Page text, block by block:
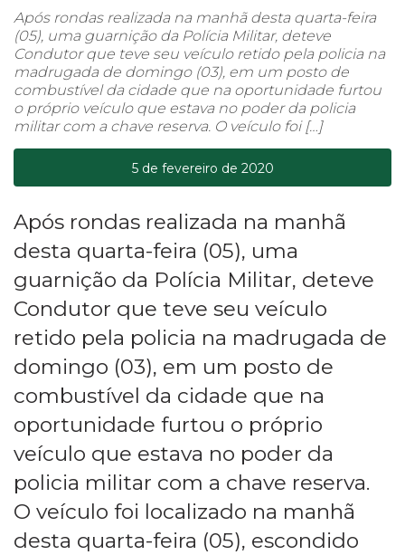
Após rondas realizada na manhã desta quarta-feira
(05), uma guarnição da Polícia Militar, deteve
Condutor que teve seu veículo retido pela policia na
madrugada de domingo (03), em um posto de
combustível da cidade que na oportunidade furtou
o próprio veículo que estava no poder da policia
militar com a chave reserva. O veículo foi […]
5 de fevereiro de 2020
Após rondas realizada na manhã
desta quarta-feira (05), uma
guarnição da Polícia Militar, deteve
Condutor que teve seu veículo
retido pela policia na madrugada de
domingo (03), em um posto de
combustível da cidade que na
oportunidade furtou o próprio
veículo que estava no poder da
policia militar com a chave reserva.
O veículo foi localizado na manhã
desta quarta-feira (05), escondido